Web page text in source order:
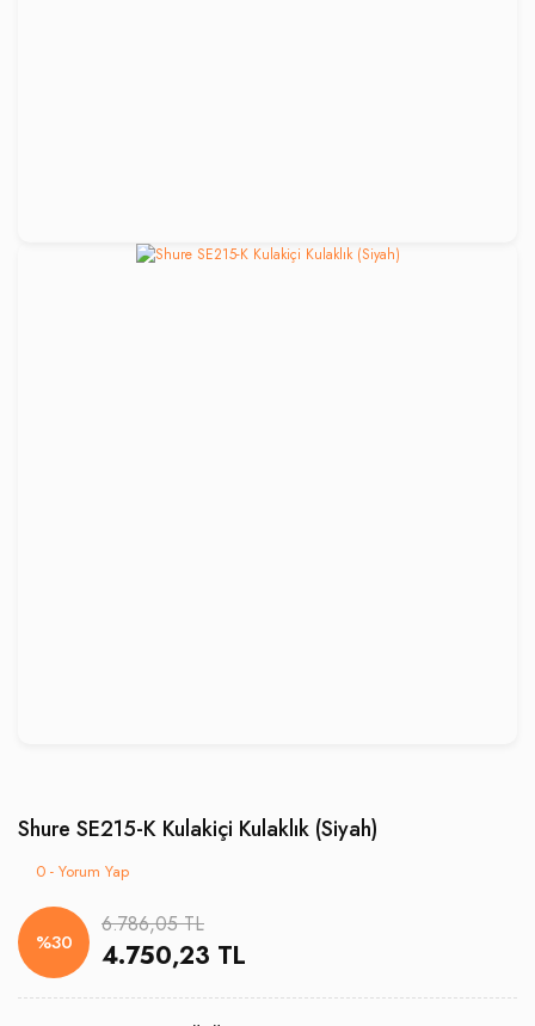
Shure SE215-K Kulakiçi Kulaklık (Siyah)
0 - Yorum Yap
%30
6.786,05 TL
4.750,23 TL